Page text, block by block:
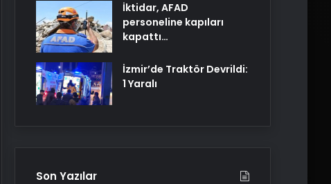
İktidar, AFAD
personeline kapıları
kapattı…
İzmir’de Traktör Devrildi:
1 Yaralı
Son Yazılar